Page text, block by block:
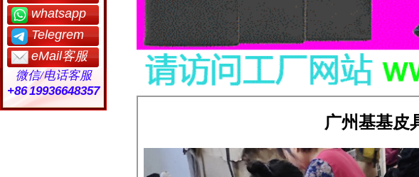
whatsapp
Telegrem
eMail客服
微信/电话客服
+86 19936648357